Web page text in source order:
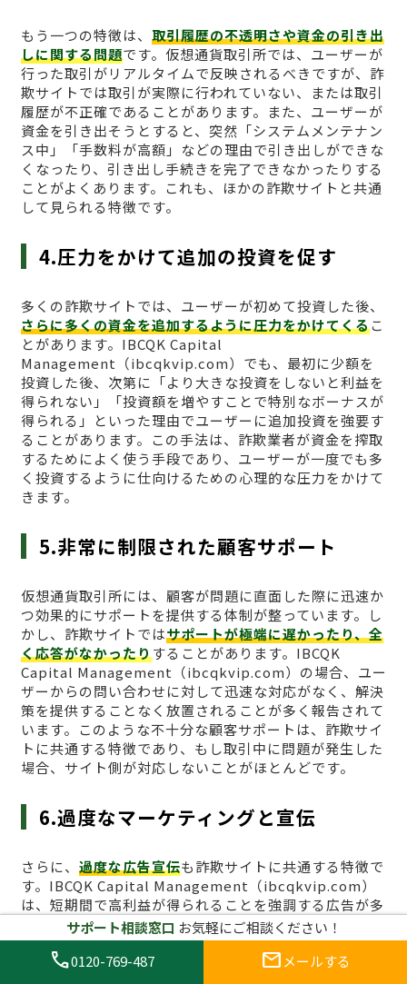
もう一つの特徴は、 取引履歴の不透明さや資金の引き出
しに関する問題です。仮想通貨取引所では、ユーザーが
行った取引がリアルタイムで反映されるべきですが、詐
欺サイトでは取引が実際に行われていない、または取引
履歴が不正確であることがあります。また、ユーザーが
資金を引き出そうとすると、突然「システムメンテナン
ス中」「手数料が高額」などの理由で引き出しができな
くなったり、引き出し手続きを完了できなかったりする
ことがよくあります。これも、ほかの詐欺サイトと共通
して見られる特徴です。
4.圧力をかけて追加の投資を促す
多くの詐欺サイトでは、ユーザーが初めて投資した後、
さらに多くの資金を追加するように圧力をかけてくるこ
とがあります。IBCQK Capital
Management（ibcqkvip.com）でも、最初に少額を
投資した後、次第に「より大きな投資をしないと利益を
得られない」「投資額を増やすことで特別なボーナスが
得られる」といった理由でユーザーに追加投資を強要す
ることがあります。この手法は、詐欺業者が資金を搾取
するためによく使う手段であり、ユーザーが一度でも多
く投資するように仕向けるための心理的な圧力をかけて
きます。
5.非常に制限された顧客サポート
仮想通貨取引所には、顧客が問題に直面した際に迅速か
つ効果的にサポートを提供する体制が整っています。し
かし、詐欺サイトではサポートが極端に遅かったり、全
く応答がなかったりすることがあります。IBCQK
Capital Management（ibcqkvip.com）の場合、ユー
ザーからの問い合わせに対して迅速な対応がなく、解決
策を提供することなく放置されることが多く報告されて
います。このような不十分な顧客サポートは、詐欺サイ
トに共通する特徴であり、もし取引中に問題が発生した
場合、サイト側が対応しないことがほとんどです。
6.過度なマーケティングと宣伝
さらに、 過度な広告宣伝も詐欺サイトに共通する特徴で
す。IBCQK Capital Management（ibcqkvip.com）
は、短期間で高利益が得られることを強調する広告が多
く見受けられますが、これも典型的な詐欺業者のマーケ
ティング手法です。合法的な仮想通貨取引所は、広告の
内容が過度に誇張されることはなく、現実的なリスクを
サポート相談窓口 お気軽にご相談ください！
call0120-769-487 mail メールする